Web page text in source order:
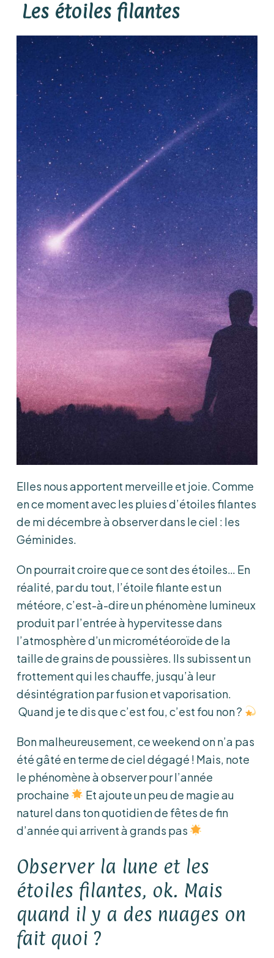
Les étoiles filantes
Elles nous apportent merveille et joie. Comme
en ce moment avec les pluies d’étoiles filantes
de mi décembre à observer dans le ciel : les
Géminides.
On pourrait croire que ce sont des étoiles… En
réalité, par du tout, l’étoile filante est un
météore, c’est-à-dire un phénomène lumineux
produit par l’entrée à hypervitesse dans
l’atmosphère d’un micrométéoroïde de la
taille de grains de poussières. Ils subissent un
frottement qui les chauffe, jusqu’à leur
désintégration par fusion et vaporisation.
Quand je te dis que c’est fou, c’est fou non ?
Bon malheureusement, ce weekend on n’a pas
été gâté en terme de ciel dégagé ! Mais, note
le phénomène à observer pour l’année
prochaine
Et ajoute un peu de magie au
naturel dans ton quotidien de fêtes de fin
d’année qui arrivent à grands pas
Observer la lune et les
étoiles filantes, ok. Mais
quand il y a des nuages on
fait quoi ?